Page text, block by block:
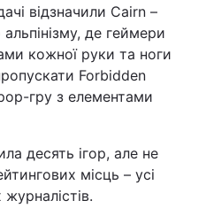
відзначили Cairn –
де геймери
кожної руки та ноги
Forbidden
гру з елементами
десять ігор, але не
місць – усі
журналістів.